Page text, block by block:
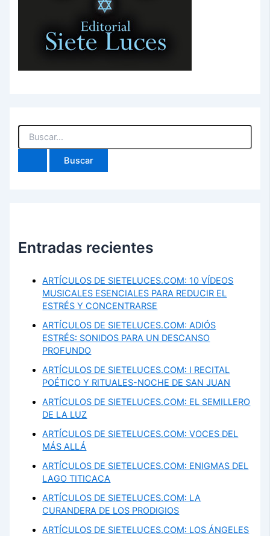
Buscar
por:
Entradas recientes
ARTÍCULOS DE SIETELUCES.COM: 10 VÍDEOS
MUSICALES ESENCIALES PARA REDUCIR EL
ESTRÉS Y CONCENTRARSE
ARTÍCULOS DE SIETELUCES.COM: ADIÓS
ESTRÉS: SONIDOS PARA UN DESCANSO
PROFUNDO
ARTÍCULOS DE SIETELUCES.COM: I RECITAL
POÉTICO Y RITUALES-NOCHE DE SAN JUAN
ARTÍCULOS DE SIETELUCES.COM: EL SEMILLERO
DE LA LUZ
ARTÍCULOS DE SIETELUCES.COM: VOCES DEL
MÁS ALLÁ
ARTÍCULOS DE SIETELUCES.COM: ENIGMAS DEL
LAGO TITICACA
ARTÍCULOS DE SIETELUCES.COM: LA
CURANDERA DE LOS PRODIGIOS
ARTÍCULOS DE SIETELUCES.COM: LOS ÁNGELES